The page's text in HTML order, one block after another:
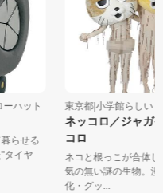
ーハット
暮らせる
"タイヤ
東京都|小学館らしい
ネッコロ／ジャガ
コロ
ネコと根っこが合体
気の無い謎の生物。
化・グッ...